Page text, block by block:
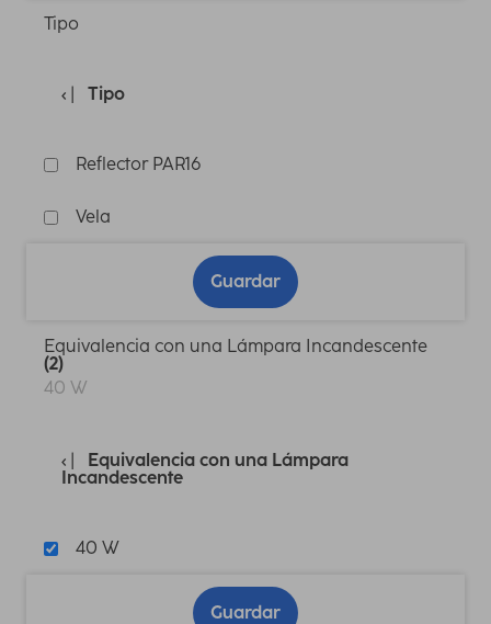
Tipo
Tipo
Reflector PAR16
Vela
Guardar
Equivalencia con una Lámpara Incandescente
(2)
40 W
Equivalencia con una Lámpara
Incandescente
40 W
Guardar